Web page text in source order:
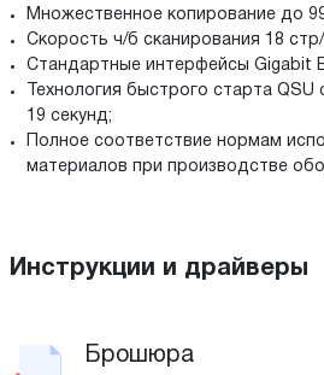
Множественное копирование до
Скорость ч/б сканирования 18
Стандартные интерфейсы Gigabit
Технология быстрого старта
19 секунд;
Полное соответствие нормам
материалов при производстве
Инструкции и драйверы
Брошюра